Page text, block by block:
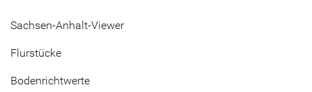
Sachsen-Anhalt-Viewer
Flurstücke
Bodenrichtwerte